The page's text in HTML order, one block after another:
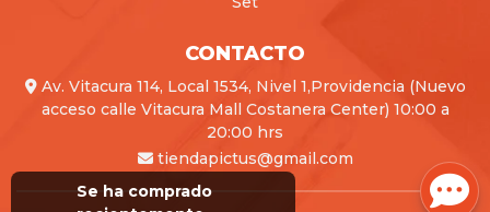
Se ha comprado
CONTACTO
Av. Vitacura 114, Local 1534, Nivel 1,Providencia (Nuevo
acceso calle Vitacura Mall Costanera Center) 10:00 a
20:00 hrs
tiendapictus@gmail.com